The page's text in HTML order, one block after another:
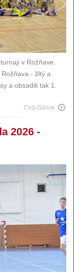
v Rožňave.
- žltý a
a obsadili tak 1.
Celý článok
2026 -